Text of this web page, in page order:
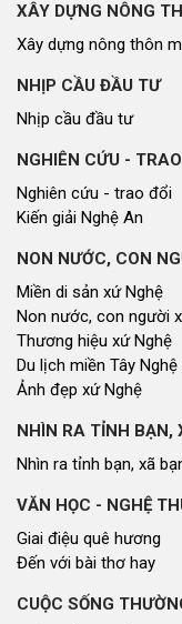
XÂY DỰNG NÔNG
Xây dựng nông thôn
NHỊP CẦU ĐẦU TƯ
Nhịp cầu đầu tư
NGHIÊN CỨU -
Nghiên cứu - trao đổi
Kiến giải Nghệ An
NON NƯỚC, CON
Miền di sản xứ Nghệ
Non nước, con người
Thương hiệu xứ Nghệ
Du lịch miền Tây
Ảnh đẹp xứ Nghệ
NHÌN RA TỈNH BẠN,
Nhìn ra tỉnh bạn, xã
VĂN HỌC - NGHỆ
Giai điệu quê hương
Đến với bài thơ hay
CUỘC SỐNG